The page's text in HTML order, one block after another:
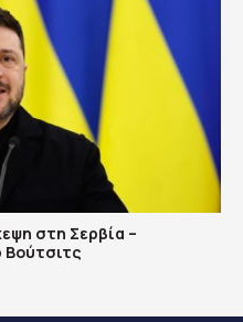
στη Σερβία –
Βούτσιτς